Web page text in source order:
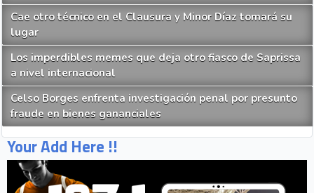
Cae otro técnico en el Clausura y Minor Díaz tomará su
lugar
Los imperdibles memes que deja otro fiasco de Saprissa
a nivel internacional
Celso Borges enfrenta investigación penal por presunto
fraude en bienes gananciales
Your Add Here !!